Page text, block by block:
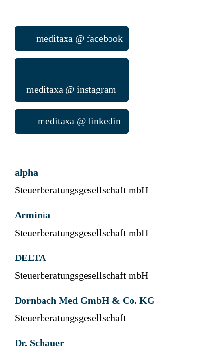
meditaxa @ facebook
meditaxa @ instagram
meditaxa @ linkedin
alpha
Steuerberatungsgesellschaft mbH
Arminia
Steuerberatungsgesellschaft mbH
DELTA
Steuerberatungsgesellschaft mbH
Dornbach Med GmbH & Co. KG
Steuerberatungsgesellschaft
Dr. Schauer